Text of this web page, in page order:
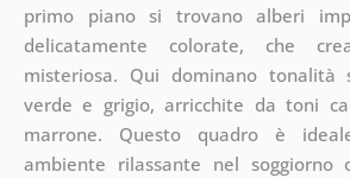
primo piano si trovano alberi
delicatamente colorate, che
misteriosa. Qui dominano
verde e grigio, arricchite da toni
marrone. Questo quadro è
ambiente rilassante nel soggiorno